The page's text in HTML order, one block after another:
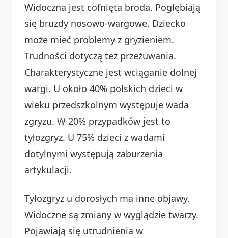
Widoczna jest cofnięta broda. Pogłębiają
się bruzdy nosowo-wargowe. Dziecko
może mieć problemy z gryzieniem.
Trudności dotyczą też przeżuwania.
Charakterystyczne jest wciąganie dolnej
wargi. U około 40% polskich dzieci w
wieku przedszkolnym występuje wada
zgryzu. W 20% przypadków jest to
tyłozgryz. U 75% dzieci z wadami
dotylnymi występują zaburzenia
artykulacji.
Tyłozgryz u dorosłych ma inne objawy.
Widoczne są zmiany w wyglądzie twarzy.
Pojawiają się utrudnienia w